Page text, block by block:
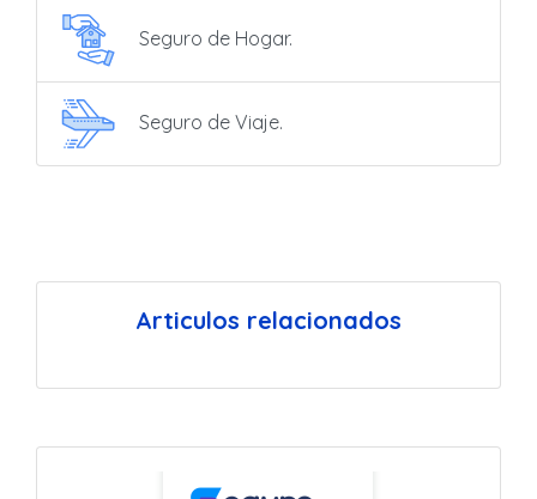
Seguro de Hogar.
Seguro de Viaje.
Articulos relacionados